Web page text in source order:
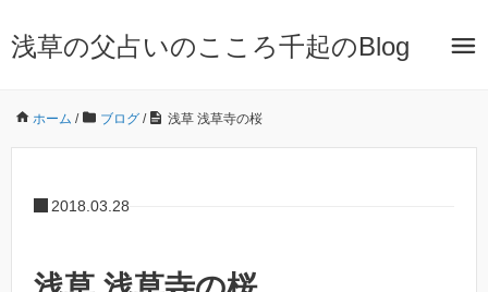
浅草の父占いのこころ千起のBlog
ホーム / ブログ / 浅草 浅草寺の桜
2018.03.28